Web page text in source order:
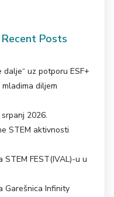
Posts
dalje“ uz potporu ESF+
diljem
2026.
STEM aktivnosti
FEST(IVAL)-u u
Garešnica Infinity